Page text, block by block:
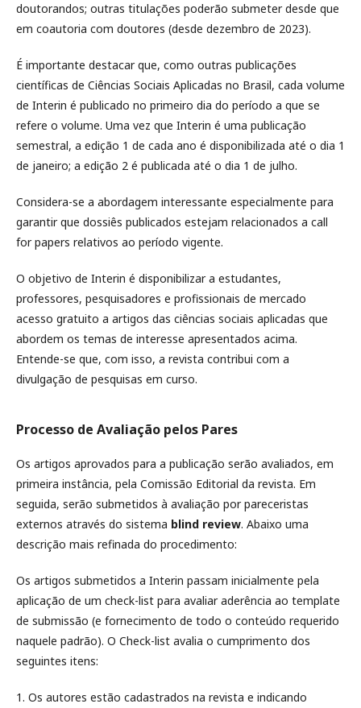
doutorandos; outras titulações poderão submeter desde que
em coautoria com doutores (desde dezembro de 2023).
É importante destacar que, como outras publicações
científicas de Ciências Sociais Aplicadas no Brasil, cada volume
de Interin é publicado no primeiro dia do período a que se
refere o volume. Uma vez que Interin é uma publicação
semestral, a edição 1 de cada ano é disponibilizada até o dia 1
de janeiro; a edição 2 é publicada até o dia 1 de julho.
Considera-se a abordagem interessante especialmente para
garantir que dossiês publicados estejam relacionados a call
for papers relativos ao período vigente.
O objetivo de Interin é disponibilizar a estudantes,
professores, pesquisadores e profissionais de mercado
acesso gratuito a artigos das ciências sociais aplicadas que
abordem os temas de interesse apresentados acima.
Entende-se que, com isso, a revista contribui com a
divulgação de pesquisas em curso.
Processo de Avaliação pelos Pares
Os artigos aprovados para a publicação serão avaliados, em
primeira instância, pela Comissão Editorial da revista. Em
seguida, serão submetidos à avaliação por pareceristas
externos através do sistema blind review. Abaixo uma
descrição mais refinada do procedimento:
Os artigos submetidos a Interin passam inicialmente pela
aplicação de um check-list para avaliar aderência ao template
de submissão (e fornecimento de todo o conteúdo requerido
naquele padrão). O Check-list avalia o cumprimento dos
seguintes itens:
1. Os autores estão cadastrados na revista e indicando